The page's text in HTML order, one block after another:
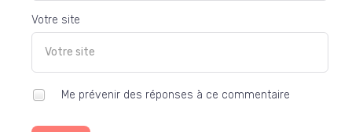
Votre site
Me prévenir des réponses à ce commentaire